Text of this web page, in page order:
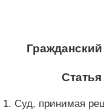
1. Суд, принимая